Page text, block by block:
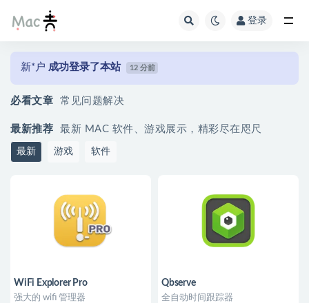
登录
新*户 成功登录了本站 12 分前
m********户 成功登录了本站
m********户 成功加入了本站新用户
m********户 成功登录了本站
m********户 成功登录了本站
m********户 成功登录了本站
必看文章 常见问题解决
最新推荐 最新 MAC 软件、游戏展示，精彩尽在咫尺
最新 游戏 软件
WiFi Explorer Pro
强大的 wifi 管理器
Qbserve
全自动时间跟踪器